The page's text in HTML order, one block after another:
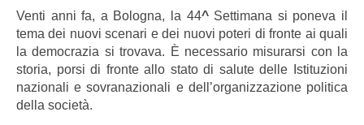
Venti anni fa, a Bologna, la 44^Settimana si poneva il
tema dei nuovi scenari e dei nuovi poteri di fronte ai quali
la democrazia si trovava. È necessario misurarsi con la
storia, porsi di fronte allo stato di salute delle Istituzioni
nazionali e sovranazionali e dell’organizzazione politica
della società.